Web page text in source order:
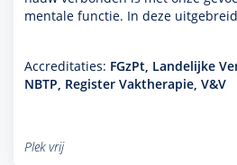
mentale functie. In deze
Accreditaties: FGzPt, Landelijke
NBTP, Register Vaktherapie, V&V
Plek vrij